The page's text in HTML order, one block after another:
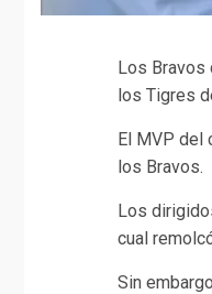
Los Bravos
los Tigres
El MVP del
los Bravos.
Los
cual
Sin